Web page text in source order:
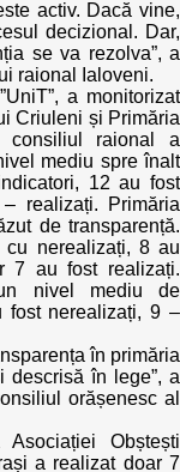
activ. Dacă vine,
decizional. Dar,
se va rezolva”, a
raional Ialoveni.
a monitorizat
Criuleni și Primăria
consiliul raional a
mediu spre înalt
12 au fost
realizați. Primăria
de transparență.
nerealizați, 8 au
7 au fost realizați.
nivel mediu de
fost nerealizați, 9 –
în primăria
descrisă în lege”, a
orășenesc al
Asociației Obștești
a realizat doar 7